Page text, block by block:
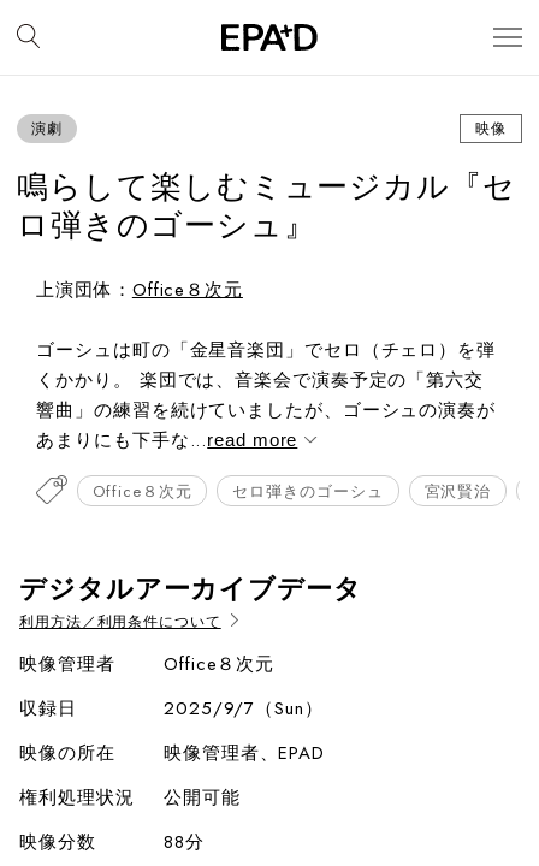
演劇 映像
鳴らして楽しむミュージカル『セ
ロ弾きのゴーシュ』
上演団体： Office８次元
ゴーシュは町の「金星音楽団」でセロ（チェロ）を弾
くかかり。 楽団では、音楽会で演奏予定の「第六交
響曲」の練習を続けていましたが、ゴーシュの演奏が
あまりにも下手な...read more
Office８次元 セロ弾きのゴーシュ 宮沢賢治
デジタルアーカイブデータ
利用方法／利用条件について
映像管理者
Office８次元
収録日
2025/9/7（Sun）
映像の所在
映像管理者、EPAD
権利処理状況
公開可能
映像分数
88分